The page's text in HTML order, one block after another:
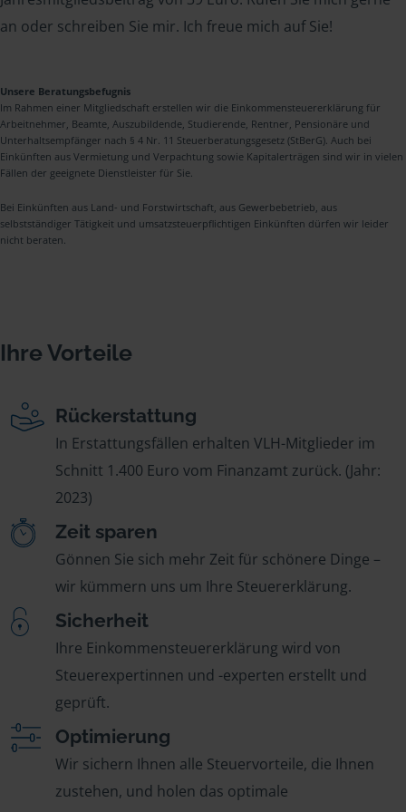
an oder schreiben Sie mir. Ich freue mich auf Sie!
Unsere Beratungsbefugnis
Im Rahmen einer Mitgliedschaft erstellen wir die Einkommensteuererklärung für
Arbeitnehmer, Beamte, Auszubildende, Studierende, Rentner, Pensionäre und
Unterhaltsempfänger nach § 4 Nr. 11 Steuerberatungsgesetz (StBerG). Auch bei
Einkünften aus Vermietung und Verpachtung sowie Kapitalerträgen sind wir in vielen
Fällen der geeignete Dienstleister für Sie.
Bei Einkünften aus Land- und Forstwirtschaft, aus Gewerbebetrieb, aus
selbstständiger Tätigkeit und umsatzsteuerpflichtigen Einkünften dürfen wir leider
nicht beraten.
Ihre Vorteile
Rückerstattung
In Erstattungsfällen erhalten VLH-Mitglieder im
Schnitt 1.400 Euro vom Finanzamt zurück. (Jahr:
2023)
Zeit sparen
Gönnen Sie sich mehr Zeit für schönere Dinge –
wir kümmern uns um Ihre Steuererklärung.
Sicherheit
Ihre Einkommensteuererklärung wird von
Steuerexpertinnen und -experten erstellt und
geprüft.
Optimierung
Wir sichern Ihnen alle Steuervorteile, die Ihnen
zustehen, und holen das optimale